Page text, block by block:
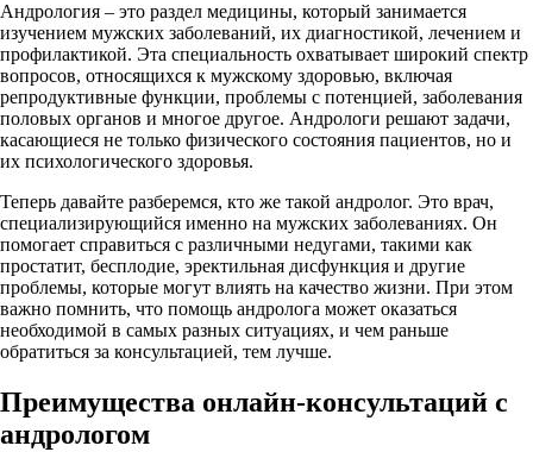
Андрология – это раздел медицины, который занимается
изучением мужских заболеваний, их диагностикой, лечением и
профилактикой. Эта специальность охватывает широкий спектр
вопросов, относящихся к мужскому здоровью, включая
репродуктивные функции, проблемы с потенцией, заболевания
половых органов и многое другое. Андрологи решают задачи,
касающиеся не только физического состояния пациентов, но и
их психологического здоровья.
Теперь давайте разберемся, кто же такой андролог. Это врач,
специализирующийся именно на мужских заболеваниях. Он
помогает справиться с различными недугами, такими как
простатит, бесплодие, эректильная дисфункция и другие
проблемы, которые могут влиять на качество жизни. При этом
важно помнить, что помощь андролога может оказаться
необходимой в самых разных ситуациях, и чем раньше
обратиться за консультацией, тем лучше.
Преимущества онлайн-консультаций с
андрологом